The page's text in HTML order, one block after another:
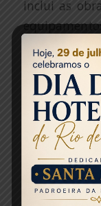
inclui as
gerada. A
está
2022.
Janeiro,